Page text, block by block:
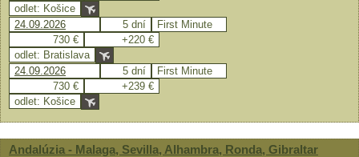
odlet: Košice
24.09.2026
5 dní
First Minute
730 €
+220 €
odlet: Bratislava
24.09.2026
5 dní
First Minute
730 €
+239 €
odlet: Košice
Andalúzia - Malaga, Sevilla, Alhambra, Ronda, Gibraltar